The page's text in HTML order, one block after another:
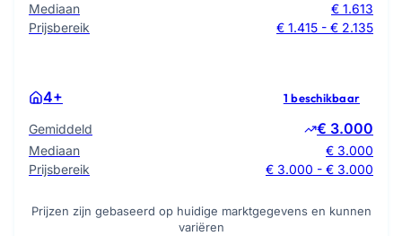
Mediaan
€ 1.613
Prijsbereik
€ 1.415 - € 2.135
4+ 1 beschikbaar
Gemiddeld € 3.000
Mediaan
€ 3.000
Prijsbereik
€ 3.000 - € 3.000
Prijzen zijn gebaseerd op huidige marktgegevens en kunnen
variëren